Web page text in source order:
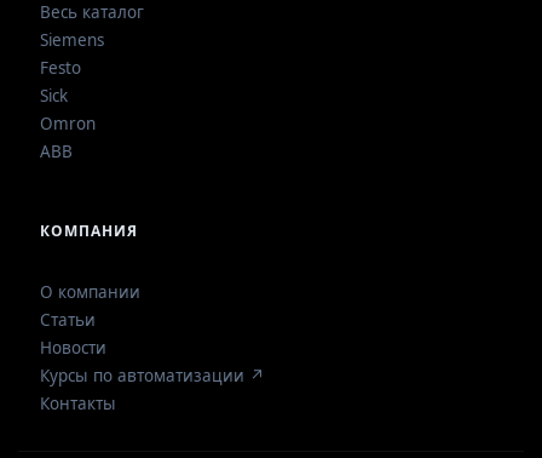
Весь каталог
Siemens
Festo
Sick
Omron
ABB
КОМПАНИЯ
О компании
Статьи
Новости
Курсы по автоматизации ↗
Контакты